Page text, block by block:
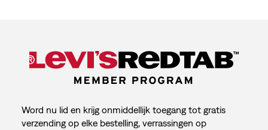
Word nu lid en krijg onmiddellijk toegang tot gratis
verzending op elke bestelling, verrassingen op